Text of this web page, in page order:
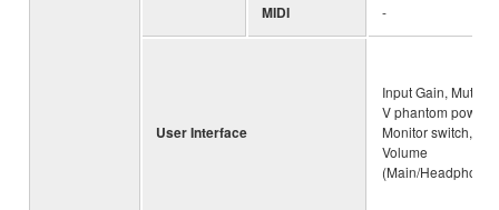
MIDI -
User Interface
Input Gain, Mute,
V phantom power,
Monitor switch,
Volume
(Main/